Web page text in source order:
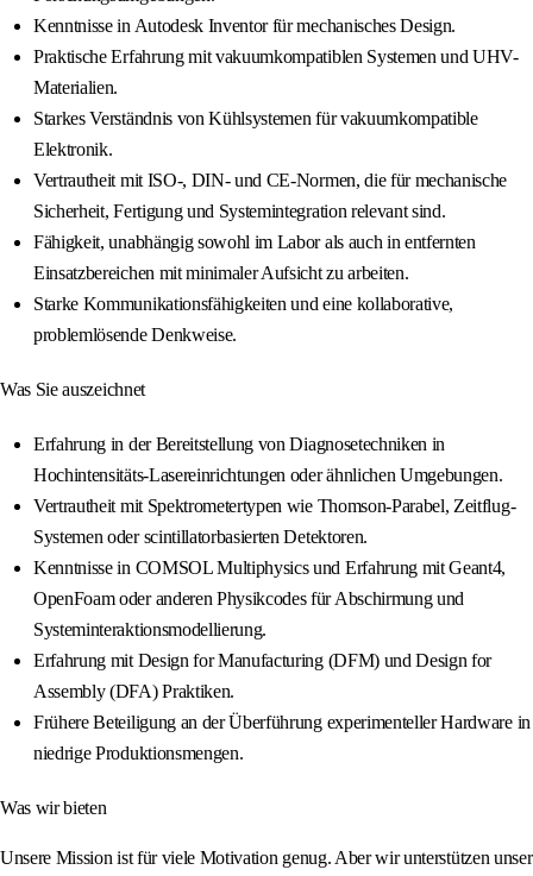
Kenntnisse in Autodesk Inventor für mechanisches Design.
Praktische Erfahrung mit vakuumkompatiblen Systemen und UHV-
Materialien.
Starkes Verständnis von Kühlsystemen für vakuumkompatible
Elektronik.
Vertrautheit mit ISO-, DIN- und CE-Normen, die für mechanische
Sicherheit, Fertigung und Systemintegration relevant sind.
Fähigkeit, unabhängig sowohl im Labor als auch in entfernten
Einsatzbereichen mit minimaler Aufsicht zu arbeiten.
Starke Kommunikationsfähigkeiten und eine kollaborative,
problemlösende Denkweise.
Was Sie auszeichnet
Erfahrung in der Bereitstellung von Diagnosetechniken in
Hochintensitäts-Lasereinrichtungen oder ähnlichen Umgebungen.
Vertrautheit mit Spektrometertypen wie Thomson-Parabel, Zeitflug-
Systemen oder scintillatorbasierten Detektoren.
Kenntnisse in COMSOL Multiphysics und Erfahrung mit Geant4,
OpenFoam oder anderen Physikcodes für Abschirmung und
Systeminteraktionsmodellierung.
Erfahrung mit Design for Manufacturing (DFM) und Design for
Assembly (DFA) Praktiken.
Frühere Beteiligung an der Überführung experimenteller Hardware in
niedrige Produktionsmengen.
Was wir bieten
Unsere Mission ist für viele Motivation genug. Aber wir unterstützen unser